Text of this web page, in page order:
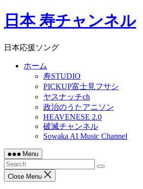
Skip
to日本 寿チャンネル
日本応援ソング
ホーム
寿STUDIO
PICKUP富士見フサシ
ヤスナッチch
政治のうたアニソン
HEAVENESE 2.0
破滅チャンネル
Sowaka AI Music Channel
Menu
Close Menu